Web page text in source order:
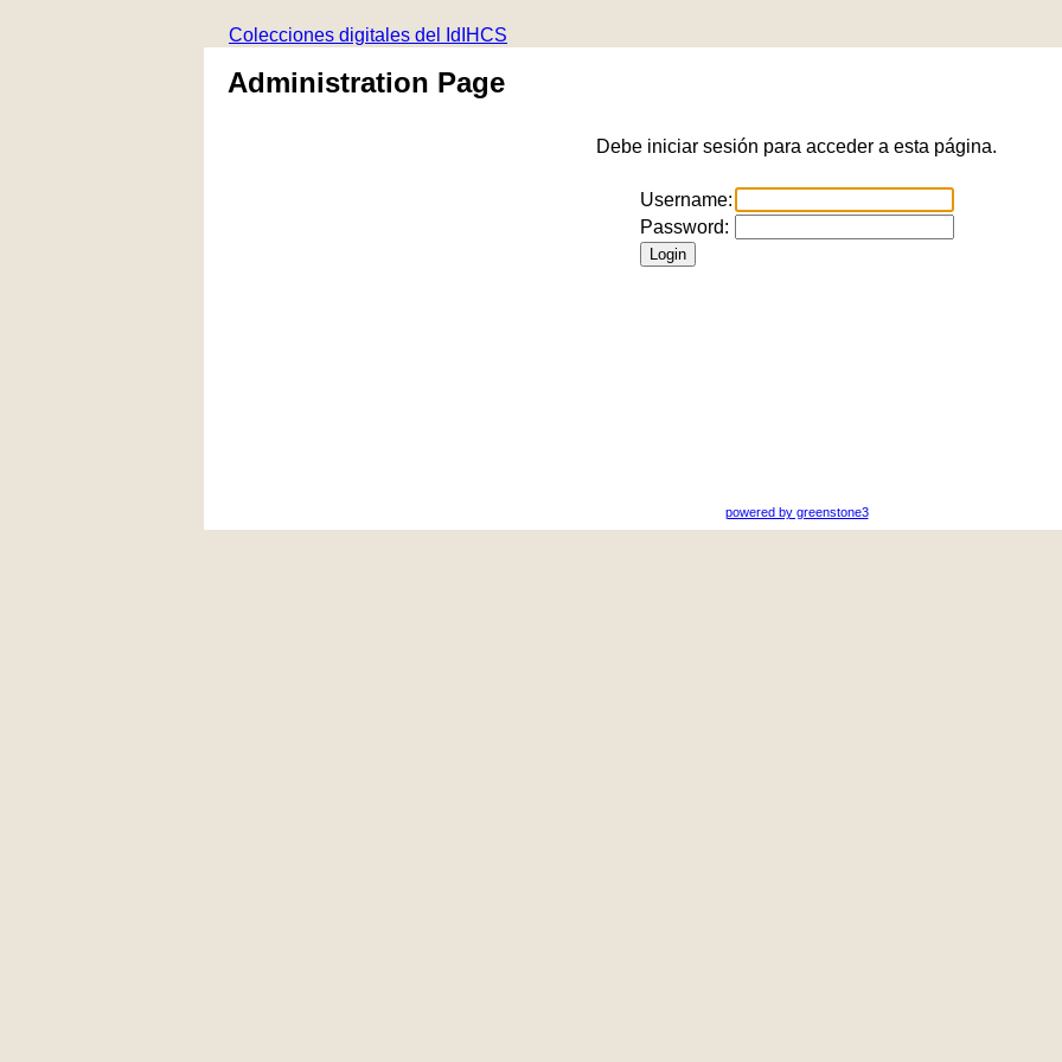
Colecciones digitales del IdIHCS
Administration Page
Debe iniciar sesión para acceder a esta página.
Username:
Password:
powered by greenstone3